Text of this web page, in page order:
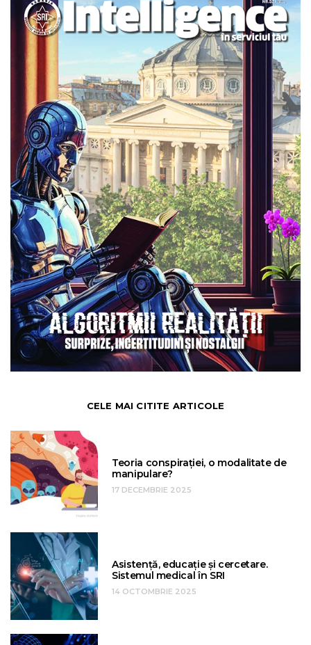
CELE MAI CITITE ARTICOLE
Teoria conspirației, o modalitate de
manipulare?
17 DECEMBRIE 2025
Asistență, educație și cercetare.
Sistemul medical în SRI
14 OCTOMBRIE 2025